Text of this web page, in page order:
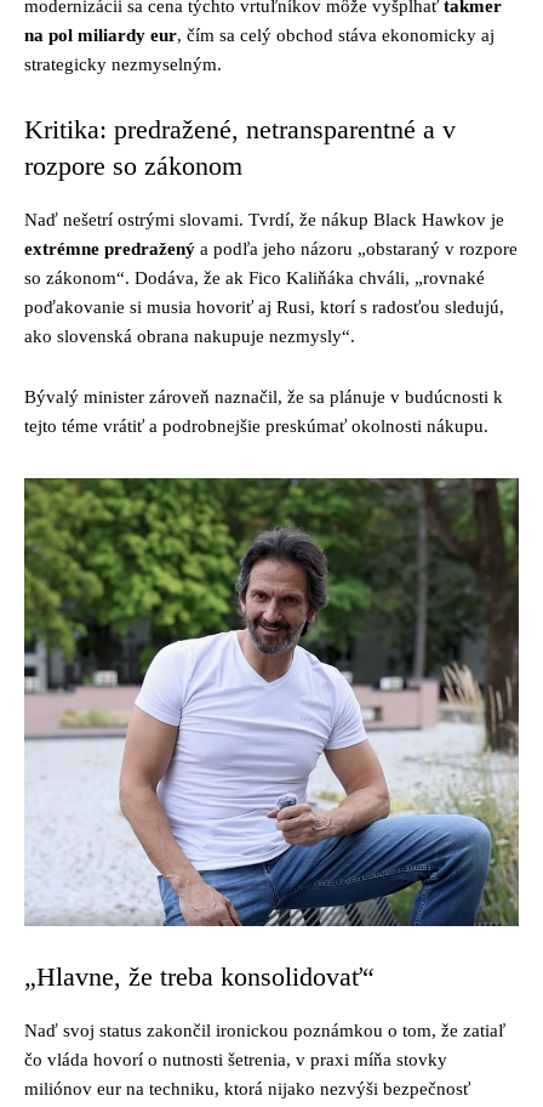
modernizácii sa cena týchto vrtuľníkov môže vyšplhať takmer
na pol miliardy eur, čím sa celý obchod stáva ekonomicky aj
strategicky nezmyselným.
Kritika: predražené, netransparentné a v
rozpore so zákonom
Naď nešetrí ostrými slovami. Tvrdí, že nákup Black Hawkov je
extrémne predražený a podľa jeho názoru „obstaraný v rozpore
so zákonom“. Dodáva, že ak Fico Kaliňáka chváli, „rovnaké
poďakovanie si musia hovoriť aj Rusi, ktorí s radosťou sledujú,
ako slovenská obrana nakupuje nezmysly“.
Bývalý minister zároveň naznačil, že sa plánuje v budúcnosti k
tejto téme vrátiť a podrobnejšie preskúmať okolnosti nákupu.
„Hlavne, že treba konsolidovať“
Naď svoj status zakončil ironickou poznámkou o tom, že zatiaľ
čo vláda hovorí o nutnosti šetrenia, v praxi míňa stovky
miliónov eur na techniku, ktorá nijako nezvýši bezpečnosť